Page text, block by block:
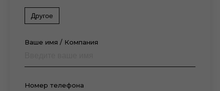
Другое
Ваше имя / Компания
Номер телефона